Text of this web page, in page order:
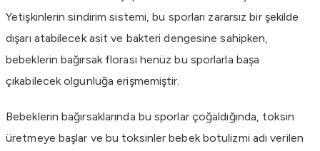
Yetişkinlerin sindirim sistemi, bu sporları zararsız bir şekilde
dışarı atabilecek asit ve bakteri dengesine sahipken,
bebeklerin bağırsak florası henüz bu sporlarla başa
çıkabilecek olgunluğa erişmemiştir.
Bebeklerin bağırsaklarında bu sporlar çoğaldığında, toksin
üretmeye başlar ve bu toksinler bebek botulizmi adı verilen